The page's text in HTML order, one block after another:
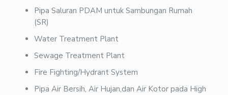
Pipa Saluran PDAM untuk Sambungan Rumah
(SR)
Water Treatment Plant
Sewage Treatment Plant
Fire Fighting/Hydrant System
Pipa Air Bersih, Air Hujan,dan Air Kotor pada High